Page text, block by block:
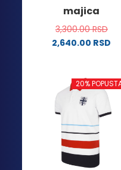
proizvoda.
majica
3,300.00RSD
2,640.00 RSD
ima
više
varijanti.
Opcije
mogu
biti
izabrane
20%